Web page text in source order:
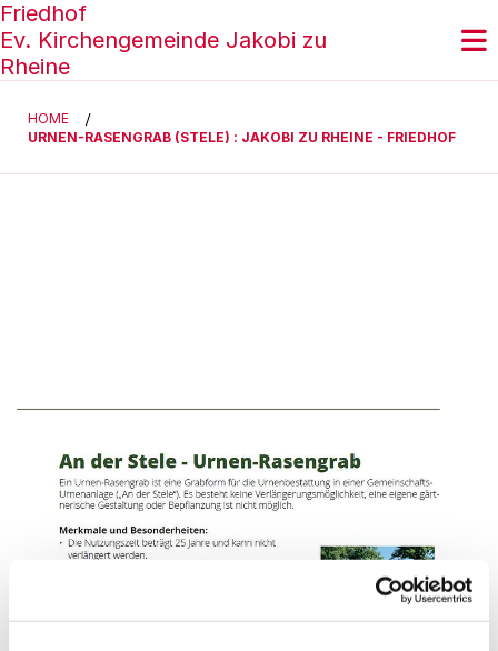
Friedhof
Ev. Kirchengemeinde Jakobi zu
Rheine
HOME /
URNEN-RASENGRAB (STELE) : JAKOBI ZU RHEINE - FRIEDHOF